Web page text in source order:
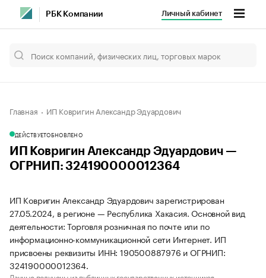
РБК Компании Личный кабинет
Главная ИП Ковригин Александр Эдуардович
ДЕЙСТВУЕТОБНОВЛЕНО
ИП Ковригин Александр Эдуардович —
ОГРНИП: 324190000012364
ИП Ковригин Александр Эдуардович зарегистрирован
27.05.2024, в регионе — Республика Хакасия. Основной вид
деятельности: Торговля розничная по почте или по
информационно-коммуникационной сети Интернет. ИП
присвоены реквизиты ИНН: 190500887976 и ОГРНИП:
324190000012364.